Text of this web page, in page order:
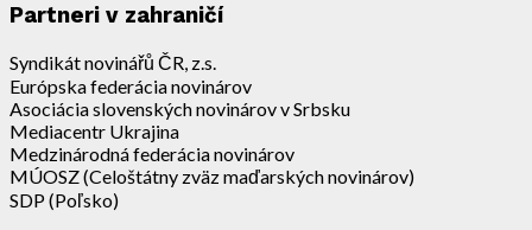
Partneri v zahraničí
Syndikát novinářů ČR, z.s.
Európska federácia novinárov
Asociácia slovenských novinárov v Srbsku
Mediacentr Ukrajina
Medzinárodná federácia novinárov
MÚOSZ (Celoštátny zväz maďarských novinárov)
SDP (Poľsko)